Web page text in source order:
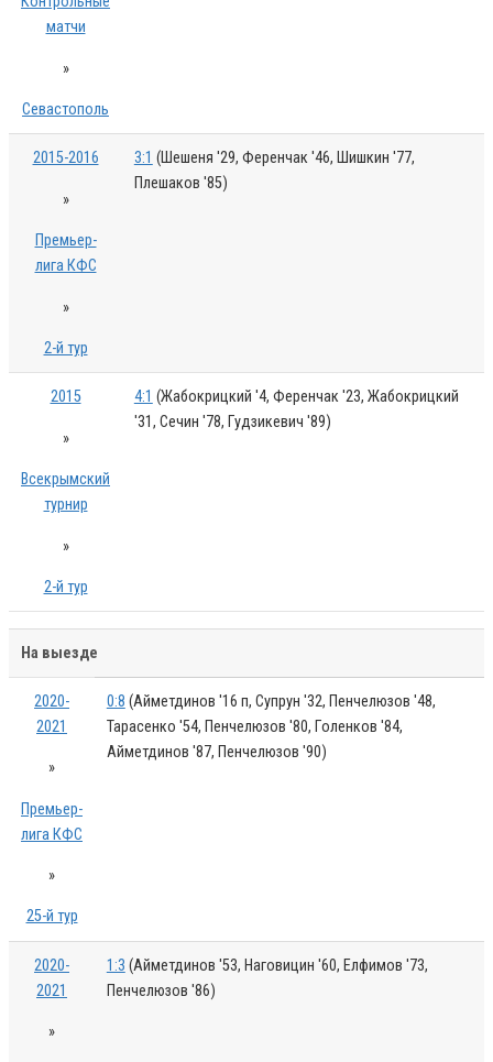
матчи
»
Севастополь
2015-2016
»
Премьер-
лига КФС
»
2-й тур
3:1 (Шешеня '29, Ференчак '46, Шишкин '77,
Плешаков '85)
2015
»
Всекрымский
турнир
»
2-й тур
4:1 (Жабокрицкий '4, Ференчак '23, Жабокрицкий
'31, Сечин '78, Гудзикевич '89)
На выезде
2020-
2021
»
Премьер-
лига КФС
»
25-й тур
0:8 (Айметдинов '16 п, Супрун '32, Пенчелюзов '48,
Тарасенко '54, Пенчелюзов '80, Голенков '84,
Айметдинов '87, Пенчелюзов '90)
2020-
2021
»
1:3 (Айметдинов '53, Наговицин '60, Елфимов '73,
Пенчелюзов '86)